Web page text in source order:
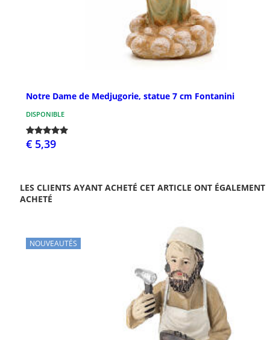
Notre Dame de Medjugorie, statue 7 cm Fontanini
DISPONIBLE
€ 5,39
LES CLIENTS AYANT ACHETÉ CET ARTICLE ONT ÉGALEMENT
ACHETÉ
NOUVEAUTÉS